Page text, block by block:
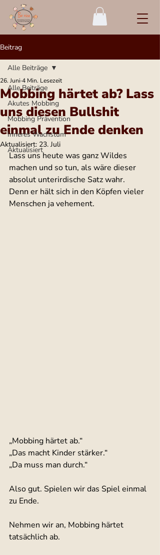
Beitrag
Alle Beiträge
Akutes Mobbing
Mobbing Prävention
Inneres Wachstum
Aktualisiert
Alle Beiträge
Mobbing härtet ab? Lass
uns diesen Bullshit
einmal zu Ende denken
26. Juni 4 Min. Lesezeit
Aktualisiert: 23. Juli
Lass uns heute was ganz Wildes
machen und so tun, als wäre dieser
absolut unterirdische Satz wahr.
Denn er hält sich in den Köpfen vieler
Menschen ja vehement.
„Mobbing härtet ab.“
„Das macht Kinder stärker.“
„Da muss man durch.“
Also gut. Spielen wir das Spiel einmal
zu Ende.
Nehmen wir an, Mobbing härtet
tatsächlich ab.